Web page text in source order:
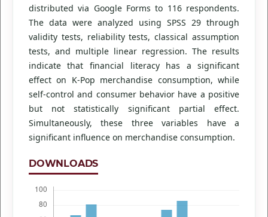
distributed via Google Forms to 116 respondents.
The data were analyzed using SPSS 29 through
validity tests, reliability tests, classical assumption
tests, and multiple linear regression. The results
indicate that financial literacy has a significant
effect on K-Pop merchandise consumption, while
self-control and consumer behavior have a positive
but not statistically significant partial effect.
Simultaneously, these three variables have a
significant influence on merchandise consumption.
DOWNLOADS